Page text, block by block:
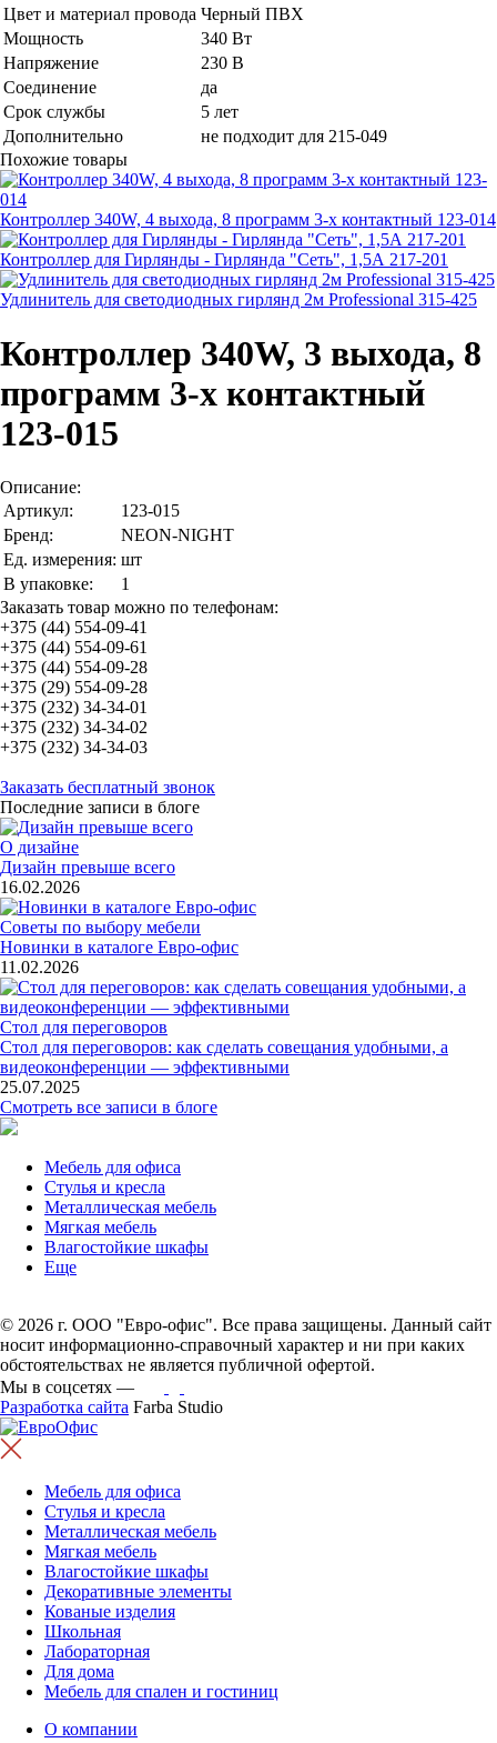
Цвет и материал провода Черный ПВХ
Мощность
340 Вт
Напряжение
230 В
Соединение
да
Срок службы
5 лет
Дополнительно
не подходит для 215-049
Похожие товары
Контроллер 340W, 4 выхода, 8 программ 3-х контактный 123-014
Контроллер для Гирлянды - Гирлянда "Сеть", 1,5А 217-201
Удлинитель для светодиодных гирлянд 2м Professional 315-425
Контроллер 340W, 3 выхода, 8
программ 3-х контактный
123-015
Описание:
Артикул:
123-015
Бренд:
NEON-NIGHT
Ед. измерения: шт
В упаковке:
1
Заказать товар можно по телефонам:
+375 (44) 554-09-41
+375 (44) 554-09-61
+375 (44) 554-09-28
+375 (29) 554-09-28
+375 (232) 34-34-01
+375 (232) 34-34-02
+375 (232) 34-34-03
Заказать бесплатный звонок
Последние записи в блоге
О дизайне
Дизайн превыше всего
16.02.2026
Советы по выбору мебели
Новинки в каталоге Евро-офис
11.02.2026
Стол для переговоров
Стол для переговоров: как сделать совещания удобными, а
видеоконференции — эффективными
25.07.2025
Смотреть все записи в блоге
Мебель для офиса
Стулья и кресла
Металлическая мебель
Мягкая мебель
Влагостойкие шкафы
Еще
© 2026 г. ООО "Евро-офис". Все права защищены. Данный сайт
носит информационно-справочный характер и ни при каких
обстоятельствах не является публичной офертой.
Мы в соцсетях —
Разработка сайта Farba Studio
Мебель для офиса
Стулья и кресла
Металлическая мебель
Мягкая мебель
Влагостойкие шкафы
Декоративные элементы
Кованые изделия
Школьная
Лабораторная
Для дома
Мебель для спален и гостиниц
О компании